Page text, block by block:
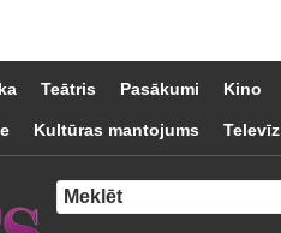
Teātris Pasākumi Kino
Kultūras mantojums